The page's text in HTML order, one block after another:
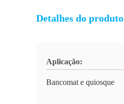
Detalhes do produto
Aplicação:
Bancomat e quiosque